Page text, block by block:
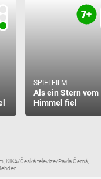
SPIELFILM
Als ein Stern vom
Himmel fiel
KiKA/Česká televize/Pavla Černá,